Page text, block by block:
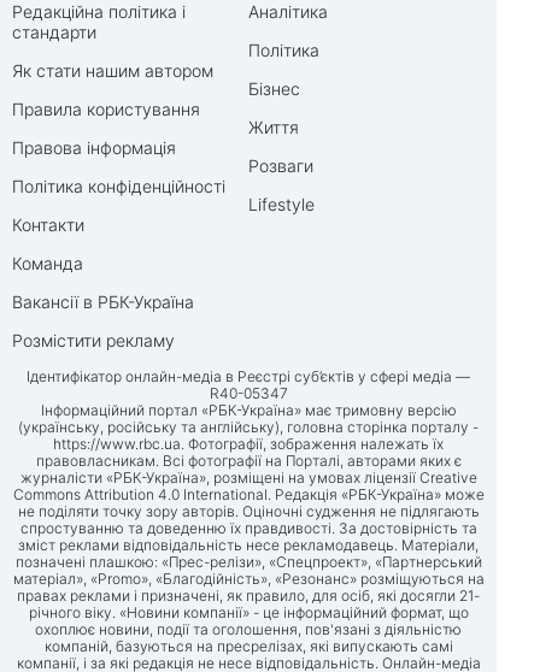
Редакційна політика і
стандарти
Як стати нашим автором
Правила користування
Правова інформація
Політика конфіденційності
Контакти
Команда
Вакансії в РБК-Україна
Розмістити рекламу
Аналітика
Політика
Бізнес
Життя
Розваги
Lifestyle
Ідентифікатор онлайн-медіа в Реєстрі суб’єктів у сфері медіа —
R40-05347
Інформаційний портал «РБК-Україна» має тримовну версію
(українську, російську та англійську), головна сторінка порталу -
https://www.rbc.ua. Фотографії, зображення належать їх
правовласникам. Всі фотографії на Порталі, авторами яких є
журналісти «РБК-Україна», розміщені на умовах ліцензії Creative
Commons Attribution 4.0 International. Редакція «РБК-Україна» може
не поділяти точку зору авторів. Оціночні судження не підлягають
спростуванню та доведенню їх правдивості. За достовірність та
зміст реклами відповідальність несе рекламодавець. Матеріали,
позначені плашкою: «Прес-релізи», «Спецпроект», «Партнерський
матеріал», «Promo», «Благодійність», «Резонанс» розміщуються на
правах реклами і призначені, як правило, для осіб, які досягли 21-
річного віку. «Новини компанії» - це інформаційний формат, що
охоплює новини, події та оголошення, пов'язані з діяльністю
компаній, базуються на пресрелізах, які випускають самі
компанії, і за які редакція не несе відповідальність. Онлайн-медіа